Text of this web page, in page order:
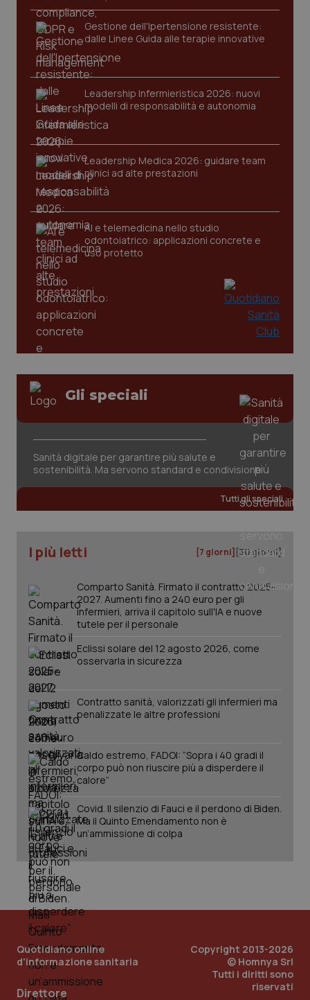
Gestione dell'Ipertensione resistente:
dalle Linee Guida alle terapie innovative
Leadership Infermieristica 2026: nuovi
modelli di responsabilità e autonomia
Leadership Medica 2026: guidare team
clinici ad alte prestazioni
AI e telemedicina nello studio
odontoiatrico: applicazioni concrete e
uso protetto
Gli speciali
Sanità digitale per garantire più salute e
sostenibilità. Ma servono standard e condivisione
Tutti gli speciali
I più letti [7 giorni] [30 giorni]
Comparto Sanità. Firmato il contratto 2025-
2027. Aumenti fino a 240 euro per gli
infermieri, arriva il capitolo sull'IA e nuove
tutele per il personale
Eclissi solare del 12 agosto 2026, come
osservarla in sicurezza
Contratto sanità, valorizzati gli infermieri ma
penalizzate le altre professioni
Caldo estremo, FADOI: “Sopra i 40 gradi il
corpo può non riuscire più a disperdere il
calore”
Covid. Il silenzio di Fauci e il perdono di Biden.
Ma il Quinto Emendamento non è
un’ammissione di colpa
Quotidiano online
d'informazione sanitaria
Direttore
Copyright 2013-2026
© Homnya Srl
Tutti i diritti sono
riservati
tracking-sites-ironfish-
tracking-enable
www.quotidianosanita.it
tracking-sites-ironfish-
session-id
www.quotidianosanita.it
_ga
Google LLC
_ga_KM60CM4NPH .quotidianosanita.it
Nome Scadenza
mese
cookie
viene
utilizzato
da Google
Analytics
Nome
VISITOR_INFO1_LIVE
Google LLC
5 mesi 4
settimane